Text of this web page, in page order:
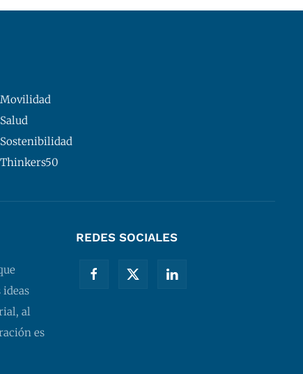
Movilidad
Salud
Sostenibilidad
Thinkers50
ideas
al
es
REDES SOCIALES